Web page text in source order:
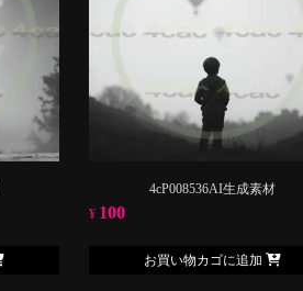
4cP008536AI生成素材
¥ 100
お買い物カゴに追加